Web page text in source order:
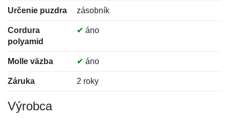
Určenie puzdra zásobník
Cordura
polyamid
✔ áno
Molle väzba ✔ áno
Záruka 2 roky
Výrobca